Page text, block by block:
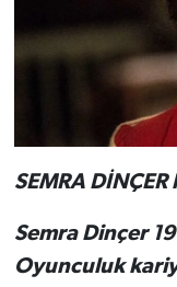
SEMRA
Semra Dinçer
Oyunculuk